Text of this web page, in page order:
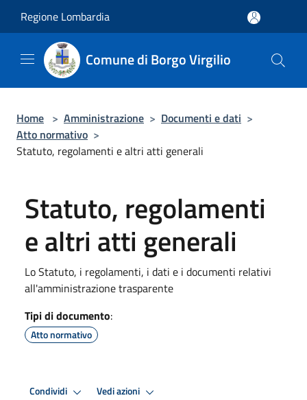
Regione Lombardia
Comune di Borgo Virgilio
Home > Amministrazione > Documenti e dati >
Atto normativo >
Statuto, regolamenti e altri atti generali
Statuto, regolamenti
e altri atti generali
Lo Statuto, i regolamenti, i dati e i documenti relativi
all'amministrazione trasparente
Tipi di documento:
Atto normativo
Condividi Vedi azioni